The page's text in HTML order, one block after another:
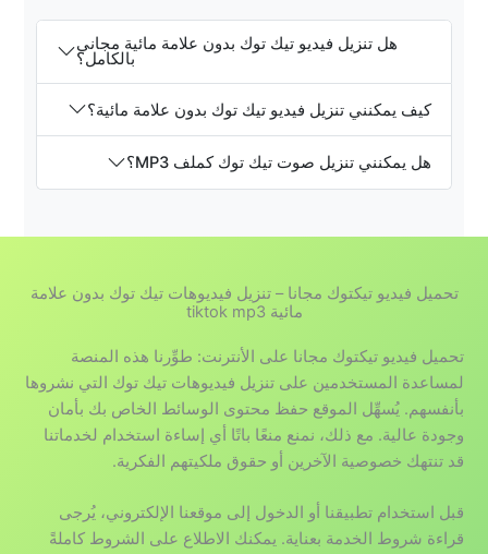
هل تنزيل فيديو تيك توك بدون علامة مائية مجاني
بالكامل؟
كيف يمكنني تنزيل فيديو تيك توك بدون علامة مائية؟
هل يمكنني تنزيل صوت تيك توك كملف MP3؟
تحميل فيديو تيكتوك مجانا – تنزيل فيديوهات تيك توك بدون علامة
مائية tiktok mp3
تحميل فيديو تيكتوك مجانا على الأنترنت: طوِّرنا هذه المنصة
لمساعدة المستخدمين على تنزيل فيديوهات تيك توك التي نشروها
بأنفسهم. يُسهِّل الموقع حفظ محتوى الوسائط الخاص بك بأمان
وجودة عالية. مع ذلك، نمنع منعًا باتًا أي إساءة استخدام لخدماتنا
قد تنتهك خصوصية الآخرين أو حقوق ملكيتهم الفكرية.
قبل استخدام تطبيقنا أو الدخول إلى موقعنا الإلكتروني، يُرجى
قراءة شروط الخدمة بعناية. يمكنك الاطلاع على الشروط كاملةً